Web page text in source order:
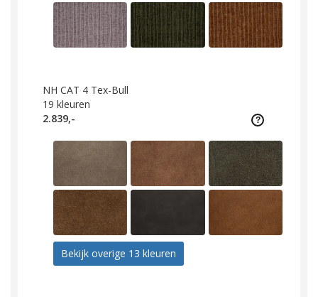
NH CAT 4 Tex-Bull
19 kleuren
2.839,-
Bekijk overige 13 kleuren